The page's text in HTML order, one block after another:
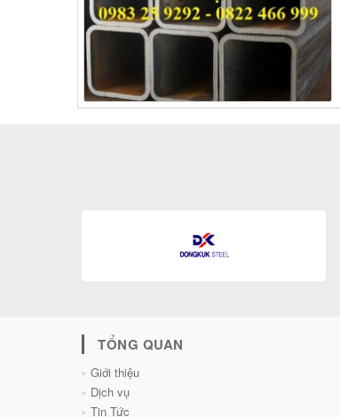
TỔNG QUAN
Giới thiệu
Dịch vụ
Tin Tức